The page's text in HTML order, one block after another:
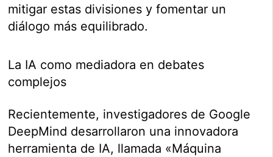
mitigar estas divisiones y fomentar un
diálogo más equilibrado.
La IA como mediadora en debates
complejos
Recientemente, investigadores de Google
DeepMind desarrollaron una innovadora
herramienta de IA, llamada «Máquina